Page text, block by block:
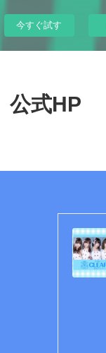
今すぐ試す
公式HP